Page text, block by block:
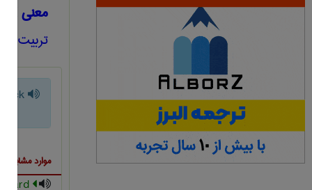
معنی YOGOSLAV ATTACK
تربيت
موارد مشابه